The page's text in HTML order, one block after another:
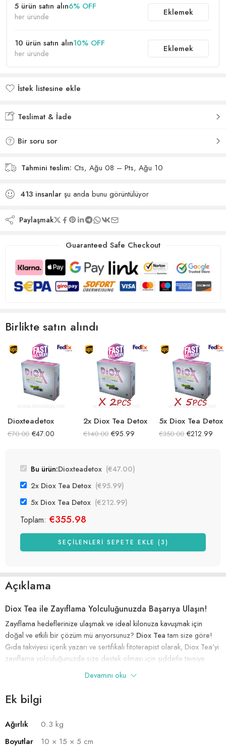
5 ürün satın alın6% OFF
her üründe
Eklemek
10 ürün satın alın10% OFF
her üründe
Eklemek
İstek listesine ekle
Teslimat & İade
Bir soru sor
Tahmini teslim: Cts, Ağu 08 – Pts, Ağu 10
413 insanlar şu anda bunu görüntülüyor
Paylaşmak
Guaranteed Safe Checkout
Birlikte satın alındı
Dioxteadetox
€70.00 €47.00
2x Diox Tea Detox
€140.00 €95.99
5x Diox Tea Detox
€350.00 €212.99
Bu ürün:Dioxteadetox (€47.00)
2x Diox Tea Detox (€95.99)
5x Diox Tea Detox (€212.99)
Toplam: €355.98
SEÇILENLERI SEPETE EKLE (3)
Açıklama
Diox Tea ile Zayıflama Yolculuğunuzda Başarıya Ulaşın!
Zayıflama hedeflerinize ulaşmak ve ideal kilonuza kavuşmak için
doğal ve etkili bir çözüm mü arıyorsunuz? Diox Teatam size göre!
Gıda takviyesi içerik yazarı ve sertifikalı fitoterapist olarak, Diox Tea’yi
zayıflama yolculuğunuzda size destek olması için şiddetle tavsiye
detoks çayıdır. İçeriğindeki doğal bitki özleri sayesinde
metabolizmanızı hızlandırır, su ihtiyacınızı artırır ve zayıflama
Devamını oku
Ek bilgi
Ağırlık
0.3 kg
Boyutlar
10 × 15 × 5 cm